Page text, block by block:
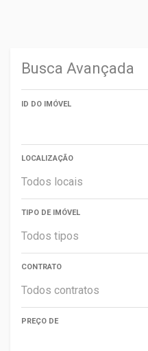
Busca Avançada
ID DO IMÓVEL
LOCALIZAÇÃO
Todos locais
TIPO DE IMÓVEL
Todos tipos
CONTRATO
Todos contratos
PREÇO DE